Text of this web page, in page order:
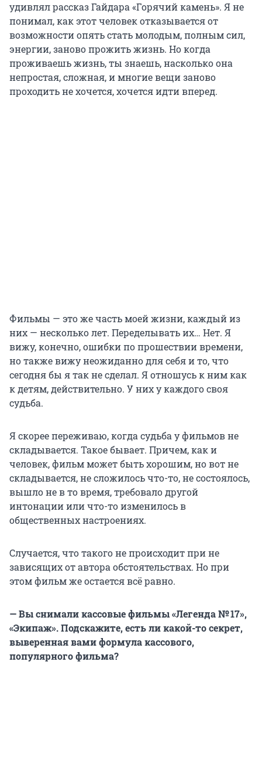
удивлял рассказ Гайдара «Горячий камень». Я не
понимал, как этот человек отказывается от
возможности опять стать молодым, полным сил,
энергии, заново прожить жизнь. Но когда
проживаешь жизнь, ты знаешь, насколько она
непростая, сложная, и многие вещи заново
проходить не хочется, хочется идти вперед.
Фильмы — это же часть моей жизни, каждый из
них — несколько лет. Переделывать их… Нет. Я
вижу, конечно, ошибки по прошествии времени,
но также вижу неожиданно для себя и то, что
сегодня бы я так не сделал. Я отношусь к ним как
к детям, действительно. У них у каждого своя
судьба.
Я скорее переживаю, когда судьба у фильмов не
складывается. Такое бывает. Причем, как и
человек, фильм может быть хорошим, но вот не
складывается, не сложилось что-то, не состоялось,
вышло не в то время, требовало другой
интонации или что-то изменилось в
общественных настроениях.
Случается, что такого не происходит при не
зависящих от автора обстоятельствах. Но при
этом фильм же остается всё равно.
— Вы снимали кассовые фильмы «Легенда № 17»,
«Экипаж». Подскажите, есть ли какой-то секрет,
выверенная вами формула кассового,
популярного фильма?